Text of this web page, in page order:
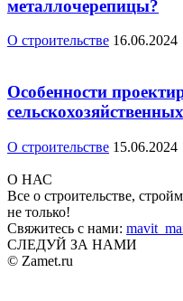
металлочерепицы?
О строительстве 16.06.2024
Особенности
О строительстве 15.06.2024
О НАС
Все о строительстве,
не только!
Свяжитесь с нами:
СЛЕДУЙ ЗА НАМИ
© Zamet.ru